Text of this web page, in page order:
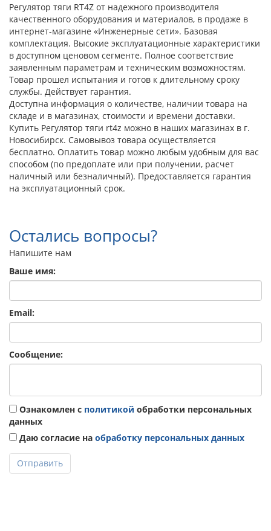
Регулятор тяги RT4Z от надежного производителя
качественного оборудования и материалов, в продаже в
интернет-магазине «Инженерные сети». Базовая
комплектация. Высокие эксплуатационные характеристики
в доступном ценовом сегменте. Полное соответствие
заявленным параметрам и техническим возможностям.
Товар прошел испытания и готов к длительному сроку
службы. Действует гарантия.
Доступна информация о количестве, наличии товара на
складе и в магазинах, стоимости и времени доставки.
Купить Регулятор тяги rt4z можно в наших магазинах в г.
Новосибирск. Самовывоз товара осуществляется
бесплатно. Оплатить товар можно любым удобным для вас
способом (по предоплате или при получении, расчет
наличный или безналичный). Предоставляется гарантия
на эксплуатационный срок.
Остались вопросы?
Напишите нам
Ваше имя:
Email:
Сообщение:
Ознакомлен с политикой обработки персональных
данных
Даю согласие на обработку персональных данных
Отправить